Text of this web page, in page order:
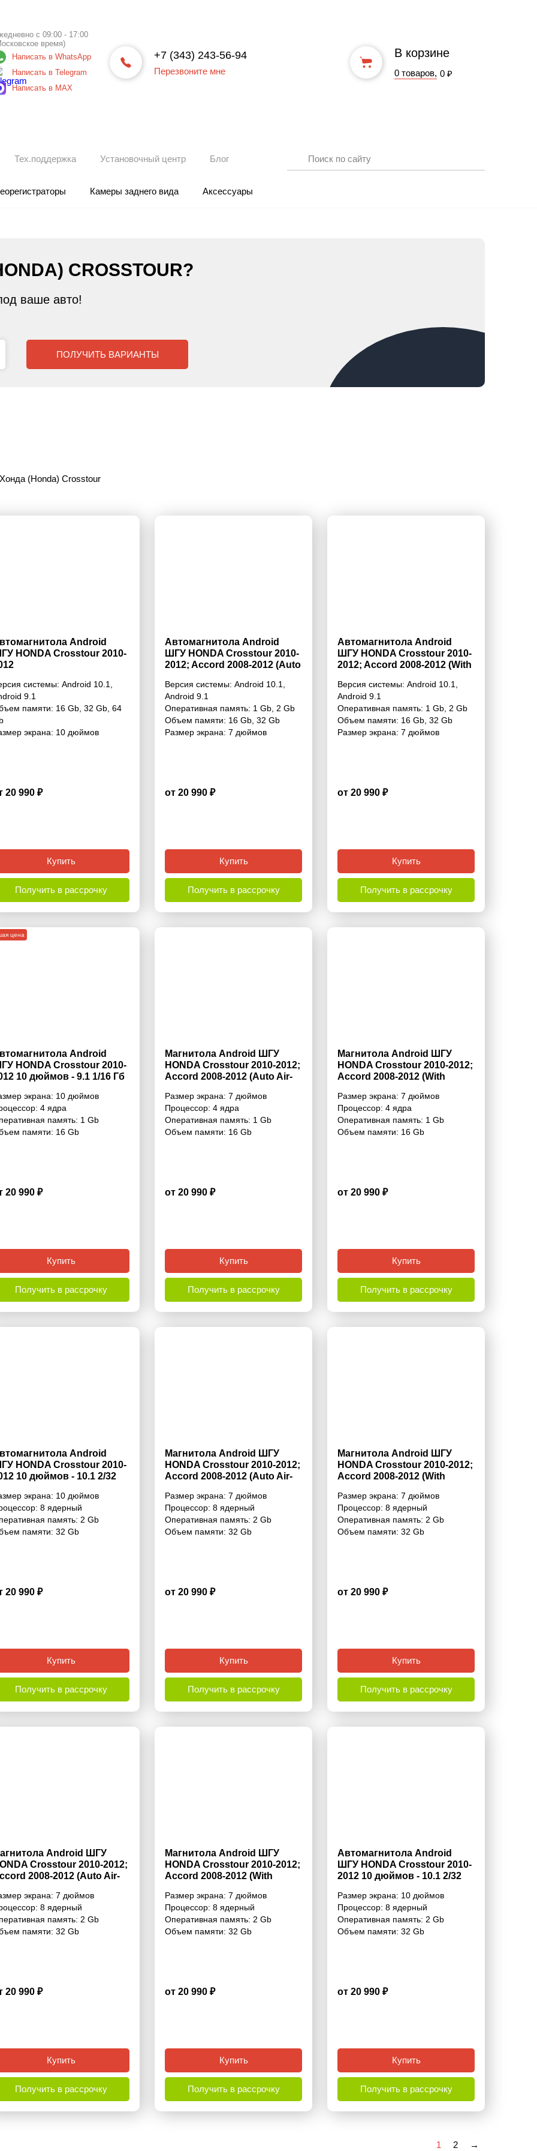
с 09:00 - 17:00
время)
Написать в WhatsApp
Написать в Telegram
Написать в МАХ
+7 (343) 243-56-94
Перезвоните мне
В корзине
0 товаров, 0 ₽
Тех.поддержка Установочный центр Блог
Камеры заднего вида Аксессуары
CROSSTOUR?
ваше авто!
ПОЛУЧИТЬ ВАРИАНТЫ
(Honda) Crosstour
Android
HONDA Crosstour 2010-
системы: Android 10.1
9.1
памяти: 16 Gb 32 Gb 64
экрана: 10 дюймов
20 990 ₽
Купить
Получить в рассрочку
Автомагнитола Android
ШГУ HONDA Crosstour 2010-
2012; Accord 2008-2012 (Auto
Navigation) 7“
Версия системы: Android 10.1
Android 9.1
Оперативная память: 1 Gb 2 Gb
Объем памяти: 16 Gb 32 Gb
Размер экрана: 7 дюймов
от 20 990 ₽
Купить
Получить в рассрочку
Автомагнитола Android
ШГУ HONDA Crosstour 2010-
2012; Accord 2008-2012 (With
Версия системы: Android 10.1
Android 9.1
Оперативная память: 1 Gb 2 Gb
Объем памяти: 16 Gb 32 Gb
Размер экрана: 7 дюймов
от 20 990 ₽
Купить
Получить в рассрочку
Android
HONDA Crosstour 2010-
10 дюймов - 9.1 1/16 Гб
экрана: 10 дюймов
4 ядра
память: 1 Gb
памяти: 16 Gb
20 990 ₽
Купить
Получить в рассрочку
цена
Магнитола Android ШГУ
HONDA Crosstour 2010-2012;
Accord 2008-2012 (Auto Air-
Navigation) 7 дюймов - 9.1
1/16 Гб Simple
Размер экрана: 7 дюймов
Процессор: 4 ядра
Оперативная память: 1 Gb
Объем памяти: 16 Gb
от 20 990 ₽
Купить
Получить в рассрочку
Магнитола Android ШГУ
HONDA Crosstour 2010-2012;
Accord 2008-2012 (With
1/16 Гб Simple
Размер экрана: 7 дюймов
Процессор: 4 ядра
Оперативная память: 1 Gb
Объем памяти: 16 Gb
от 20 990 ₽
Купить
Получить в рассрочку
Android
HONDA Crosstour 2010-
10 дюймов - 10.1 2/32
экрана: 10 дюймов
8 ядерный
память: 2 Gb
памяти: 32 Gb
20 990 ₽
Купить
Получить в рассрочку
Магнитола Android ШГУ
HONDA Crosstour 2010-2012;
Accord 2008-2012 (Auto Air-
Navigation) 7 дюймов - 10.1
2/32 Гб Simple
Размер экрана: 7 дюймов
Процессор: 8 ядерный
Оперативная память: 2 Gb
Объем памяти: 32 Gb
от 20 990 ₽
Купить
Получить в рассрочку
Магнитола Android ШГУ
HONDA Crosstour 2010-2012;
Accord 2008-2012 (With
2/32 Гб Simple
Размер экрана: 7 дюймов
Процессор: 8 ядерный
Оперативная память: 2 Gb
Объем памяти: 32 Gb
от 20 990 ₽
Купить
Получить в рассрочку
Android ШГУ
Crosstour 2010-2012;
2008-2012 (Auto Air-
7 дюймов - 10.1
Гб Pro
экрана: 7 дюймов
8 ядерный
память: 2 Gb
памяти: 32 Gb
20 990 ₽
Купить
Получить в рассрочку
Магнитола Android ШГУ
HONDA Crosstour 2010-2012;
Accord 2008-2012 (With
2/32 Гб Pro
Размер экрана: 7 дюймов
Процессор: 8 ядерный
Оперативная память: 2 Gb
Объем памяти: 32 Gb
от 20 990 ₽
Купить
Получить в рассрочку
Aвтомагнитола Android
ШГУ HONDA Crosstour 2010-
2012 10 дюймов - 10.1 2/32
Размер экрана: 10 дюймов
Процессор: 8 ядерный
Оперативная память: 2 Gb
Объем памяти: 32 Gb
от 20 990 ₽
Купить
Получить в рассрочку
1 2 →